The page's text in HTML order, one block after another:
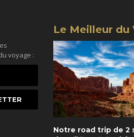
voyage :
Le Meilleur du
Notre road trip de 2